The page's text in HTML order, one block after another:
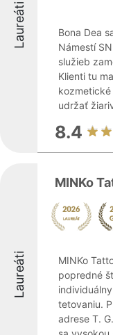
Laureáti
Bona Dea
Námestí
služieb
Klienti tu
kozmetické
udržať
8.4
Laureáti
MINKo
MINKo
popredné
tetovaniu.
adrese T.